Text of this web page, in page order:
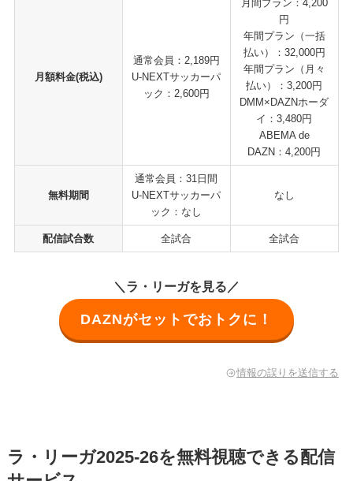
月額料金(税込)
通常会員：2,189円
U-NEXTサッカーパ
ック：2,600円
月間プラン：4,200
円
年間プラン（一括
払い）：32,000円
年間プラン（月々
払い）：3,200円
DMM×DAZNホーダ
イ：3,480円
ABEMA de
DAZN：4,200円
無料期間
通常会員：31日間
U-NEXTサッカーパ
ック：なし
なし
配信試合数 全試合 全試合
＼ラ・リーガを見る／
DAZNがセットでおトクに！
情報の誤りを送信する
ラ・リーガ2025-26を無料視聴できる配信